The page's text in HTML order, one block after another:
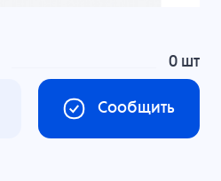
0 шт
Сообщить